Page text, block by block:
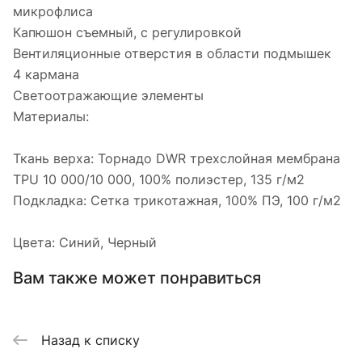
микрофлиса
Капюшон съемный, с регулировкой
Вентиляционные отверстия в области подмышек
4 кармана
Светоотражающие элементы
Материалы:
Ткань верха: Торнадо DWR трехслойная мембрана
TPU 10 000/10 000, 100% полиэстер, 135 г/м2
Подкладка: Сетка трикотажная, 100% ПЭ, 100 г/м2
Цвета: Синий, Черный
Вам также может понравиться
Назад к списку